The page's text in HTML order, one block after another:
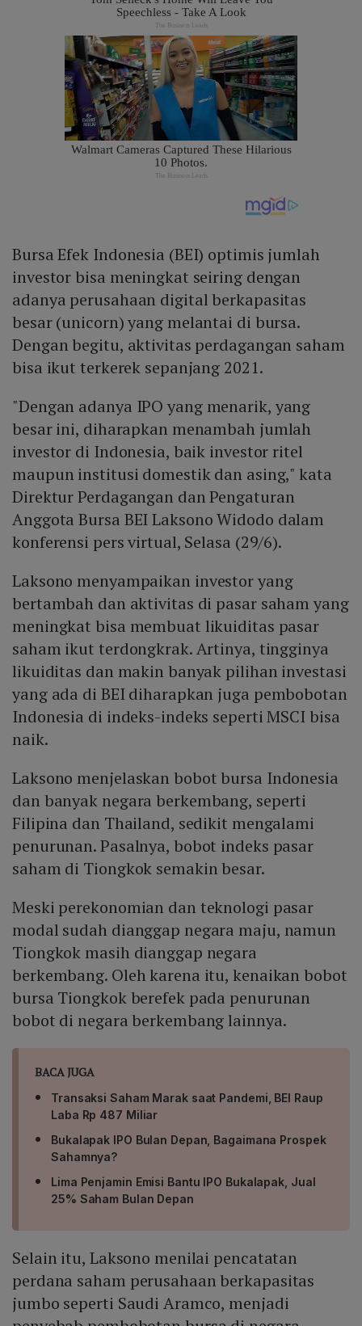
Bursa Efek Indonesia (BEI) optimis jumlah
investor bisa meningkat seiring dengan
adanya perusahaan digital berkapasitas
besar (unicorn) yang melantai di bursa.
Dengan begitu, aktivitas perdagangan saham
bisa ikut terkerek sepanjang 2021.
"Dengan adanya IPO yang menarik, yang
besar ini, diharapkan menambah jumlah
investor di Indonesia, baik investor ritel
maupun institusi domestik dan asing," kata
Direktur Perdagangan dan Pengaturan
Anggota Bursa BEI Laksono Widodo dalam
konferensi pers virtual, Selasa (29/6).
Laksono menyampaikan investor yang
bertambah dan aktivitas di pasar saham yang
meningkat bisa membuat likuiditas pasar
saham ikut terdongkrak. Artinya, tingginya
likuiditas dan makin banyak pilihan investasi
yang ada di BEI diharapkan juga pembobotan
Indonesia di indeks-indeks seperti MSCI bisa
naik.
Laksono menjelaskan bobot bursa Indonesia
dan banyak negara berkembang, seperti
Filipina dan Thailand, sedikit mengalami
penurunan. Pasalnya, bobot indeks pasar
saham di Tiongkok semakin besar.
Meski perekonomian dan teknologi pasar
modal sudah dianggap negara maju, namun
Tiongkok masih dianggap negara
berkembang. Oleh karena itu, kenaikan bobot
bursa Tiongkok berefek pada penurunan
bobot di negara berkembang lainnya.
BACA JUGA
Transaksi Saham Marak saat Pandemi, BEI Raup
Laba Rp 487 Miliar
Bukalapak IPO Bulan Depan, Bagaimana Prospek
Sahamnya?
Lima Penjamin Emisi Bantu IPO Bukalapak, Jual
25% Saham Bulan Depan
Selain itu, Laksono menilai pencatatan
perdana saham perusahaan berkapasitas
jumbo seperti Saudi Aramco, menjadi